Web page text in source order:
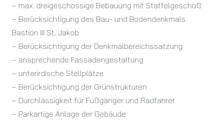
– max. dreigeschossige Bebauung mit Staffelgeschoß
– Berücksichtigung des Bau- und Bodendenkmals
Bastion III St. Jakob
– Berücksichtigung der Denkmalbereichssatzung
– ansprechende Fassadengestaltung
– unterirdische Stellplätze
– Berücksichtigung der Grünstrukturen
– Durchlässigkeit für Fußgänger und Radfahrer
– Parkartige Anlage der Gebäude